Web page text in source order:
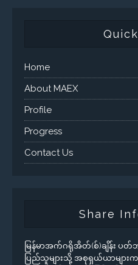
Home
About MAEX
Profile
Progress
Contact Us
Share
မြန်မာအက်ဂရိုအိတ်(စ်)ချိန်း ပ
ပြည်သူများသို့ အစုရှယ်ယာများက